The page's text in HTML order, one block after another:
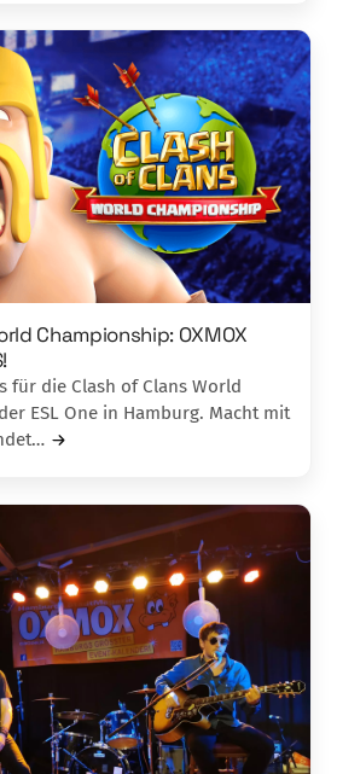
Championship: OXMOX
für die Clash of Clans World
ESL One in Hamburg. Macht mit